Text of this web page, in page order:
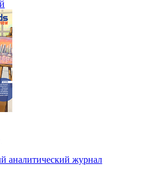
аналитический журнал